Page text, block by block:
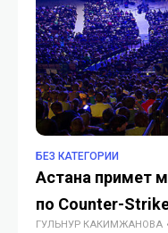
БЕЗ КАТЕГОРИИ
Астана примет
по Counter-
ГУЛЬНУР КАКИМЖАНОВА